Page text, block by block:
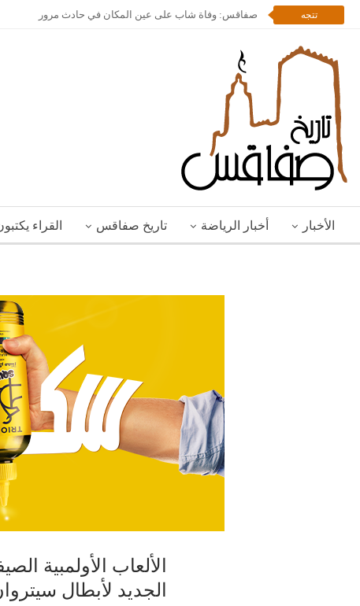
تتجه صفاقس: وفاة شاب على عين المكان في حادث مرور
الأخبار أخبار الرياضة تاريخ صفاقس القراء
الألعاب الأولمبية
الجديد لأبطال سيتروان